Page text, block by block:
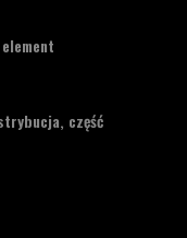
część